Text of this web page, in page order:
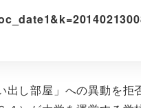
し部屋」への異動を